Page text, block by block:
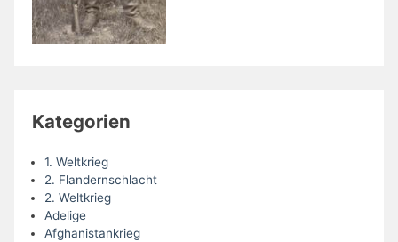
Kategorien
1. Weltkrieg
2. Flandernschlacht
2. Weltkrieg
Adelige
Afghanistankrieg